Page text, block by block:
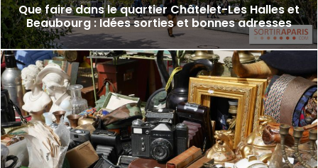
Que faire dans le quartier Châtelet-Les Halles et
Beaubourg : Idées sorties et bonnes adresses